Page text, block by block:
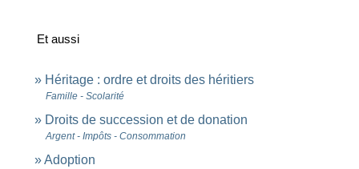
Et aussi
Héritage : ordre et droits des héritiers
Famille - Scolarité
Droits de succession et de donation
Argent - Impôts - Consommation
Adoption